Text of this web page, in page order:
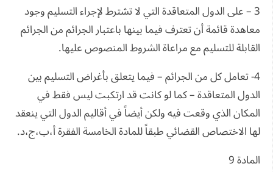
3 – على الدول المتعاقدة التي لا تشترط لإجراء التسليم وجود
معاهدة قائمة أن تعترف فيما بينها باعتبار الجرائم من الجرائم
القابلة للتسليم مع مراعاة الشروط المنصوص عليها.
4- تعامل كل من الجرائم – فيما يتعلق بأغراض التسليم بين
الدول المتعاقدة – كما لو كانت قد ارتكبت ليس فقط في
المكان الذي وقعت فيه ولكن أيضاً في أقاليم الدول التي ينعقد
لها الاختصاص القضائي طبقاً للمادة الخامسة الفقرة أ،ب،ج،د.
المادة 9